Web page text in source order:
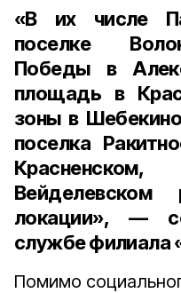
«В их числе
поселке
Победы в
площадь в
зоны в
поселка
локации», —
службе филиала
Помимо